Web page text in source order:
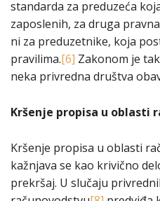
standarda za preduzeća
zaposlenih, za druga
ni za preduzetnike, koja
pravilima.[6] Zakonom je
neka privredna društva
Kršenje propisa u oblasti
Kršenje propisa u oblasti
kažnjava se kao krivično
prekršaj. U slučaju